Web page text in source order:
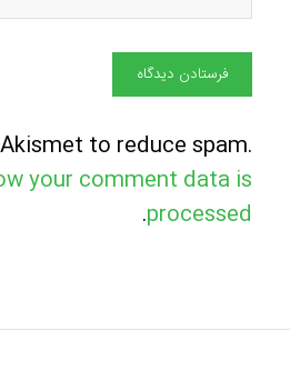
to reduce spam.
your comment data is
processed
.